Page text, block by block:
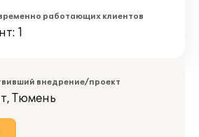
работающих клиентов
1
внедрение/проект
Тюмень